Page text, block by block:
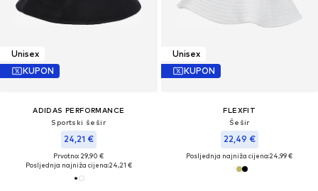
Unisex
KUPON
ADIDAS PERFORMANCE
Sportski šešir
24,21 €
Prvotno: 29,90 €
Posljednja najniža cijena:24,21 €
Unisex
KUPON
FLEXFIT
Šešir
22,49 €
Posljednja najniža cijena:24,99 €